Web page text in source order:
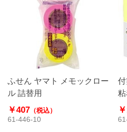
ふせん ヤマト メモックロー
ル 詰替用
￥407 （税込）
61-446-10